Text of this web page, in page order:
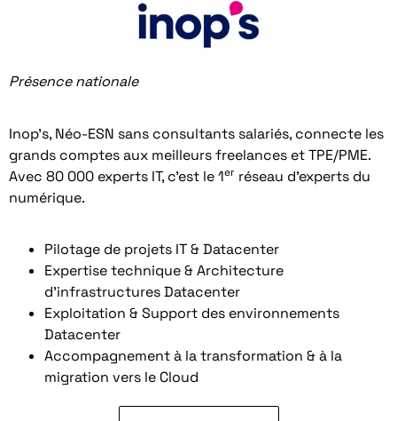
Présence nationale
Inop’s, Néo-ESN sans consultants salariés, connecte les
grands comptes aux meilleurs freelances et TPE/PME.
Avec 80 000 experts IT, c’est le 1er réseau d’experts du
numérique.
Pilotage de projets IT & Datacenter
Expertise technique & Architecture
d’infrastructures Datacenter
Exploitation & Support des environnements
Datacenter
Accompagnement à la transformation & à la
migration vers le Cloud